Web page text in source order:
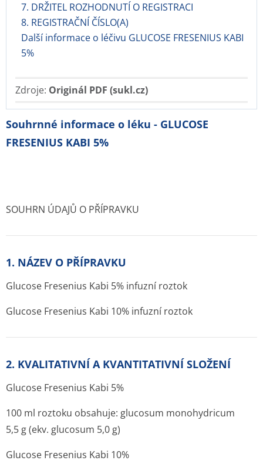
7. DRŽITEL ROZHODNUTÍ O REGISTRACI
8. REGISTRAČNÍ ČÍSLO(A)
Další informace o léčivu GLUCOSE FRESENIUS KABI
5%
Zdroje: Originál PDF (sukl.cz)
Souhrnné informace o léku - GLUCOSE
FRESENIUS KABI 5%
SOUHRN ÚDAJŮ O PŘÍPRAVKU
1. NÁZEV O PŘÍPRAVKU
Glucose Fresenius Kabi 5% infuzní roztok
Glucose Fresenius Kabi 10% infuzní roztok
2. KVALITATIVNÍ A KVANTITATIVNÍ SLOŽENÍ
Glucose Fresenius Kabi 5%
100 ml roztoku obsahuje: glucosum monohydricum
5,5 g (ekv. glucosum 5,0 g)
Glucose Fresenius Kabi 10%